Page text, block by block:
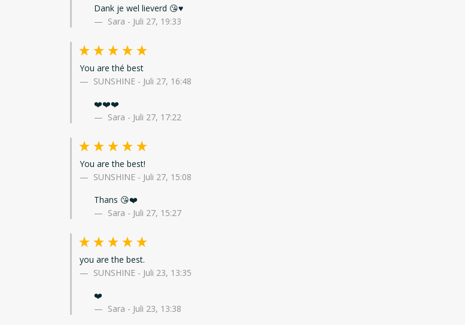
Dank je wel lieverd 😘♥️
Sara - Juli 27, 19:33
You are thé best
SUNSHINE - Juli 27, 16:48
❤️❤️❤️
Sara - Juli 27, 17:22
You are the best!
SUNSHINE - Juli 27, 15:08
Thans 😘❤️
Sara - Juli 27, 15:27
you are the best.
SUNSHINE - Juli 23, 13:35
❤️
Sara - Juli 23, 13:38